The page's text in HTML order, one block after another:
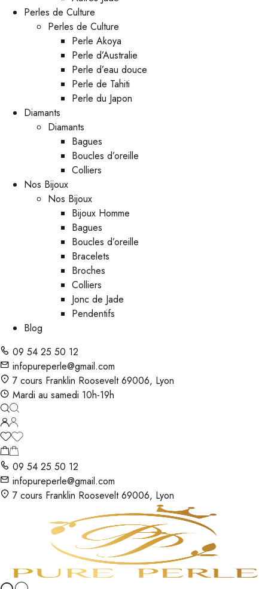
Perles de Culture
Perles de Culture
Perle Akoya
Perle d’Australie
Perle d’eau douce
Perle de Tahiti
Perle du Japon
Diamants
Diamants
Bagues
Boucles d’oreille
Colliers
Nos Bijoux
Nos Bijoux
Bijoux Homme
Bagues
Boucles d’oreille
Bracelets
Broches
Colliers
Jonc de Jade
Pendentifs
Blog
09 54 25 50 12
infopureperle@gmail.com
7 cours Franklin Roosevelt 69006, Lyon
Mardi au samedi 10h-19h
09 54 25 50 12
infopureperle@gmail.com
7 cours Franklin Roosevelt 69006, Lyon